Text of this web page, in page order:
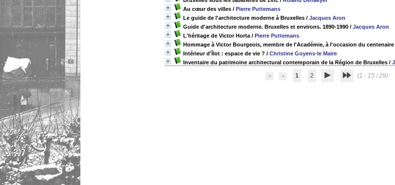
Au cœur des villes / Pierre Puttemans
Le guide de l'architecture moderne à Bruxelles / Jacques Aron
Guide d'architecture moderne. Bruxelles et environs. 1890-1990 / Jacques Aron
L'héritage de Victor Horta / Pierre Puttemans
Hommage à Victor Bourgeois, membre de l'Académie, à l'occasion du
Intérieur d'Îlot : espace de vie ? / Christine Goyens-le Maire
Inventaire du patrimoine architectural contemporain de la Région de Bruxelles /
1 2 (1 - 15 / 29)